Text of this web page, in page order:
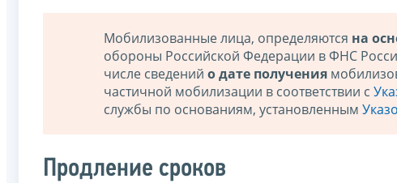
Мобилизованные лица, определяются на
обороны Российской Федерации в ФНС
числе сведений о дате получения
частичной мобилизации в соответствии с
службы по основаниям, установленным
Продление сроков